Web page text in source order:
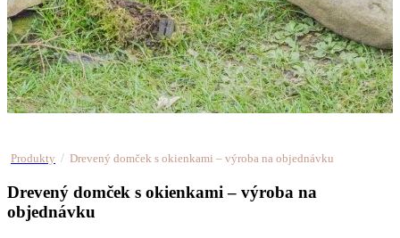
Produkty / Drevený domček s okienkami – výroba na objednávku
Drevený domček s okienkami – výroba na
objednávku